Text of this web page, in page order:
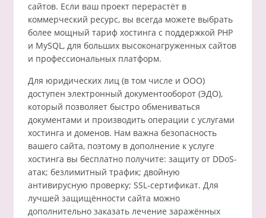
сайтов. Если ваш проект перерастёт в
коммерческий ресурс, вы всегда можете выбрать
более мощный тариф хостинга с поддержкой PHP
и MySQL, для больших высоконагруженных сайтов
и профессиональных платформ.
Для юридических лиц (в том числе и ООО)
доступен электронный документооборот (ЭДО),
который позволяет быстро обмениваться
документами и производить операции с услугами
хостинга и доменов. Нам важна безопасность
вашего сайта, поэтому в дополнение к услуге
хостинга вы бесплатно получите: защиту от DDoS-
атак; безлимитный трафик; двойную
антивирусную проверку; SSL-сертификат. Для
лучшей защищённости сайта можно
дополнительно заказать лечение заражённых